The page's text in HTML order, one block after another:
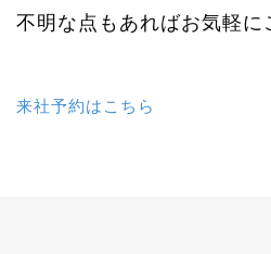
不明な点もあればお気軽に
来社予約はこちら